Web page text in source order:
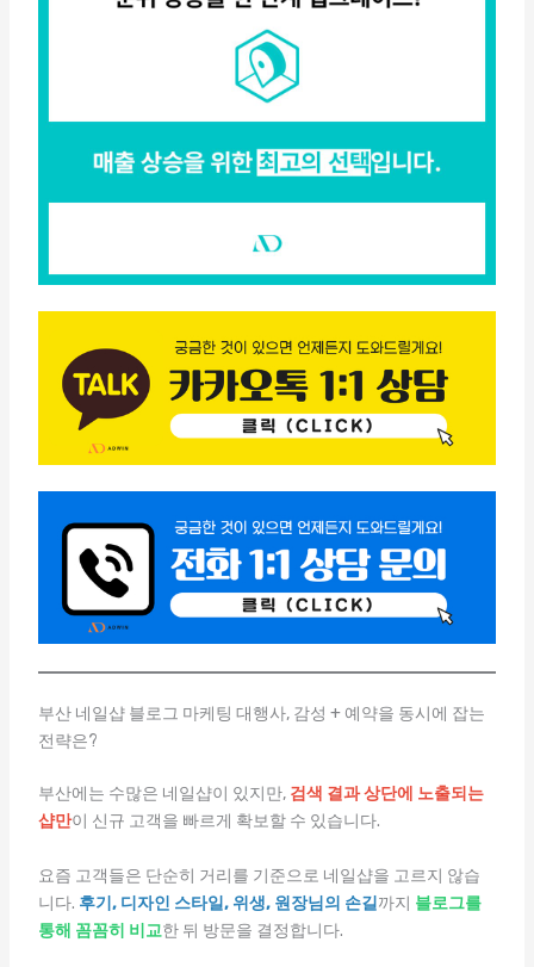
부산 네일샵 블로그 마케팅 대행사, 감성 + 예약을 동시에 잡는
전략은?
부산에는 수많은 네일샵이 있지만, 검색 결과 상단에 노출되는
샵만이 신규 고객을 빠르게 확보할 수 있습니다.
요즘 고객들은 단순히 거리를 기준으로 네일샵을 고르지 않습
니다. 후기, 디자인 스타일, 위생, 원장님의 손길까지 블로그를
통해 꼼꼼히 비교한 뒤 방문을 결정합니다.